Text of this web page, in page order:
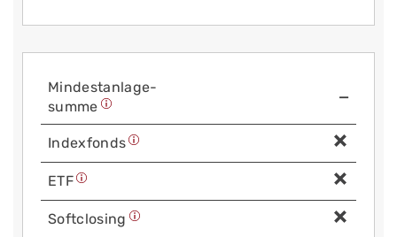
Mindest­anlage­
summe
—
Index­fonds
ETF
Soft­closing